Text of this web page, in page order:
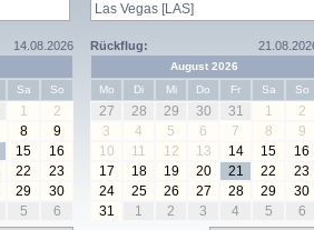
14.08.2026
Sa So
1
2
8
9
15
16
22
23
29
30
5 6
Rückflug:
August 2026
Mo
Di Mi Do Fr Sa So
27 28 29 30 31 1
2
3
4 5 6 7 8
9
10
11 12 13 14 15
16
17
18 19 20 21 22
23
24
25 26 27 28 29
30
31
1 2 3 4 5 6